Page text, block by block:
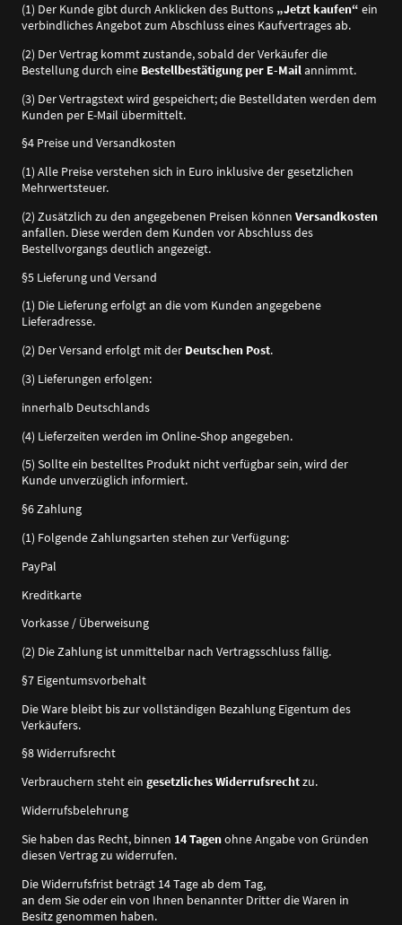
(1) Der Kunde gibt durch Anklicken des Buttons „Jetzt kaufen“ ein
verbindliches Angebot zum Abschluss eines Kaufvertrages ab.
(2) Der Vertrag kommt zustande, sobald der Verkäufer die
Bestellung durch eine Bestellbestätigung per E-Mailannimmt.
(3) Der Vertragstext wird gespeichert; die Bestelldaten werden dem
Kunden per E-Mail übermittelt.
§4 Preise und Versandkosten
(1) Alle Preise verstehen sich in Euro inklusive der gesetzlichen
Mehrwertsteuer.
(2) Zusätzlich zu den angegebenen Preisen können Versandkosten
anfallen. Diese werden dem Kunden vor Abschluss des
Bestellvorgangs deutlich angezeigt.
§5 Lieferung und Versand
(1) Die Lieferung erfolgt an die vom Kunden angegebene
Lieferadresse.
(2) Der Versand erfolgt mit der Deutschen Post.
(3) Lieferungen erfolgen:
innerhalb Deutschlands
(4) Lieferzeiten werden im Online-Shop angegeben.
(5) Sollte ein bestelltes Produkt nicht verfügbar sein, wird der
Kunde unverzüglich informiert.
§6 Zahlung
(1) Folgende Zahlungsarten stehen zur Verfügung:
PayPal
Kreditkarte
Vorkasse / Überweisung
(2) Die Zahlung ist unmittelbar nach Vertragsschluss fällig.
§7 Eigentumsvorbehalt
Die Ware bleibt bis zur vollständigen Bezahlung Eigentum des
Verkäufers.
§8 Widerrufsrecht
Verbrauchern steht ein gesetzliches Widerrufsrechtzu.
Widerrufsbelehrung
Sie haben das Recht, binnen 14 Tagenohne Angabe von Gründen
diesen Vertrag zu widerrufen.
Die Widerrufsfrist beträgt 14 Tage ab dem Tag,
an dem Sie oder ein von Ihnen benannter Dritter die Waren in
Besitz genommen haben.